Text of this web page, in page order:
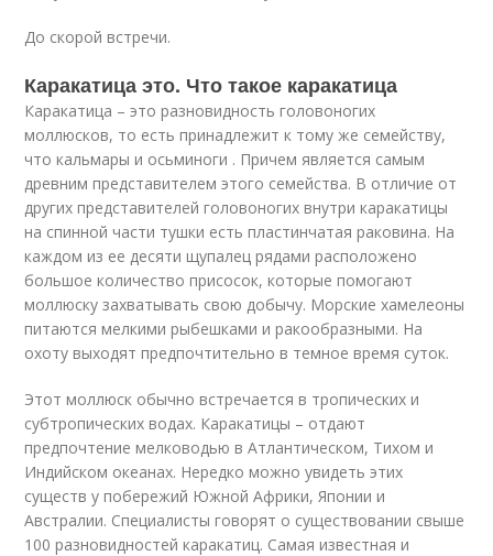
До скорой встречи.
Каракатица это. Что такое каракатица
Каракатица – это разновидность головоногих
моллюсков, то есть принадлежит к тому же семейству,
что кальмары и осьминоги . Причем является самым
древним представителем этого семейства. В отличие от
других представителей головоногих внутри каракатицы
на спинной части тушки есть пластинчатая раковина. На
каждом из ее десяти щупалец рядами расположено
большое количество присосок, которые помогают
моллюску захватывать свою добычу. Морские хамелеоны
питаются мелкими рыбешками и ракообразными. На
охоту выходят предпочтительно в темное время суток.
Этот моллюск обычно встречается в тропических и
субтропических водах. Каракатицы – отдают
предпочтение мелководью в Атлантическом, Тихом и
Индийском океанах. Нередко можно увидеть этих
существ у побережий Южной Африки, Японии и
Австралии. Специалисты говорят о существовании свыше
100 разновидностей каракатиц. Самая известная и